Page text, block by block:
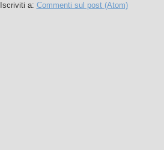
Iscriviti a: Commenti sul post (Atom)